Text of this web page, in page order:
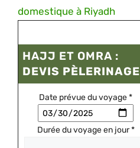
domestique à Riyadh
HAJJ ET OMRA :
DEVIS PÈLERINAGE
Date prévue du voyage*
Durée du voyage en jour*